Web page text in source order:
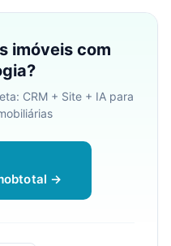
imóveis com
CRM + Site + IA para
→